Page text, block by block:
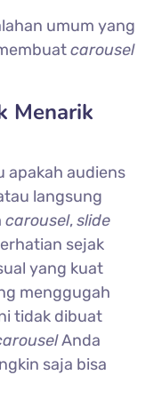
umum yang
carousel
Menarik
apakah audiens
langsung
carousel,slide
sejak
yang kuat
menggugah
tidak dibuat
Anda
saja bisa